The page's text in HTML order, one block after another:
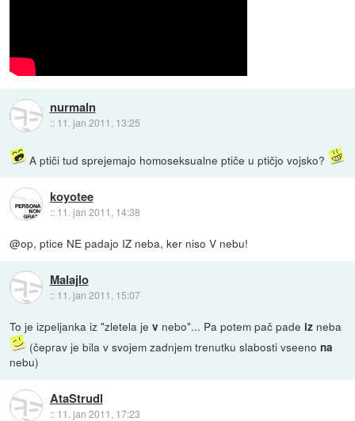
nurmaln
:: 11. jan 2011, 13:25
A ptiči tud sprejemajo homoseksualne ptiče u ptičjo vojsko?
koyotee
:: 11. jan 2011, 14:38
@op, ptice NE padajo IZ neba, ker niso V nebu!
Malajlo
:: 11. jan 2011, 15:07
To je izpeljanka iz "zletela jev nebo"... Pa potem pač pade iz neba
(čeprav je bila v svojem zadnjem trenutku slabosti vseenona
nebu)
AtaStrudl
:: 11. jan 2011, 17:23